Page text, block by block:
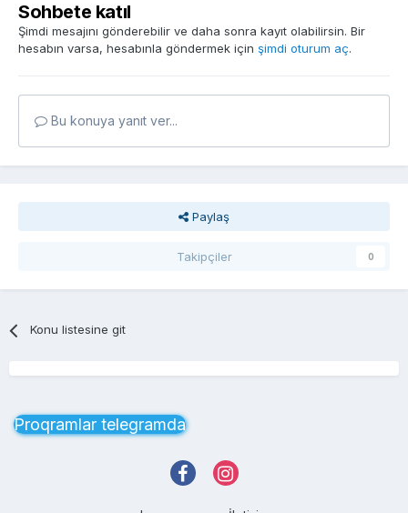
Sohbete katıl
Şimdi mesajını gönderebilir ve daha sonra kayıt olabilirsin. Bir
hesabın varsa, hesabınla göndermek için şimdi oturum aç.
Bu konuya yanıt ver...
Paylaş
Takipçiler 0
Konu listesine git
Proqramlar telegramda